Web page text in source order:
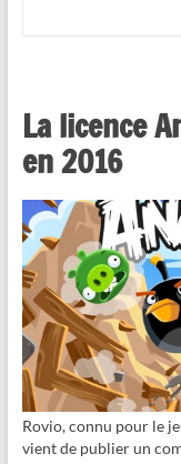
La licence
en 2016
Rovio, connu pour le
vient de publier un